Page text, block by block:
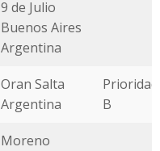
9 de Julio
Buenos Aires
Argentina
Oran Salta
Argentina
Prioridad
B
Moreno